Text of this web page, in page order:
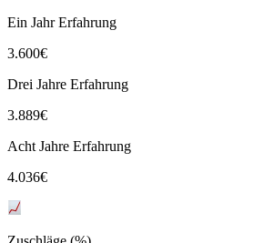
Ein Jahr Erfahrung
3.600€
Drei Jahre Erfahrung
3.889€
Acht Jahre Erfahrung
4.036€